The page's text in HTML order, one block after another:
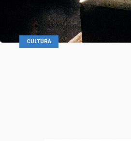
CULTURA